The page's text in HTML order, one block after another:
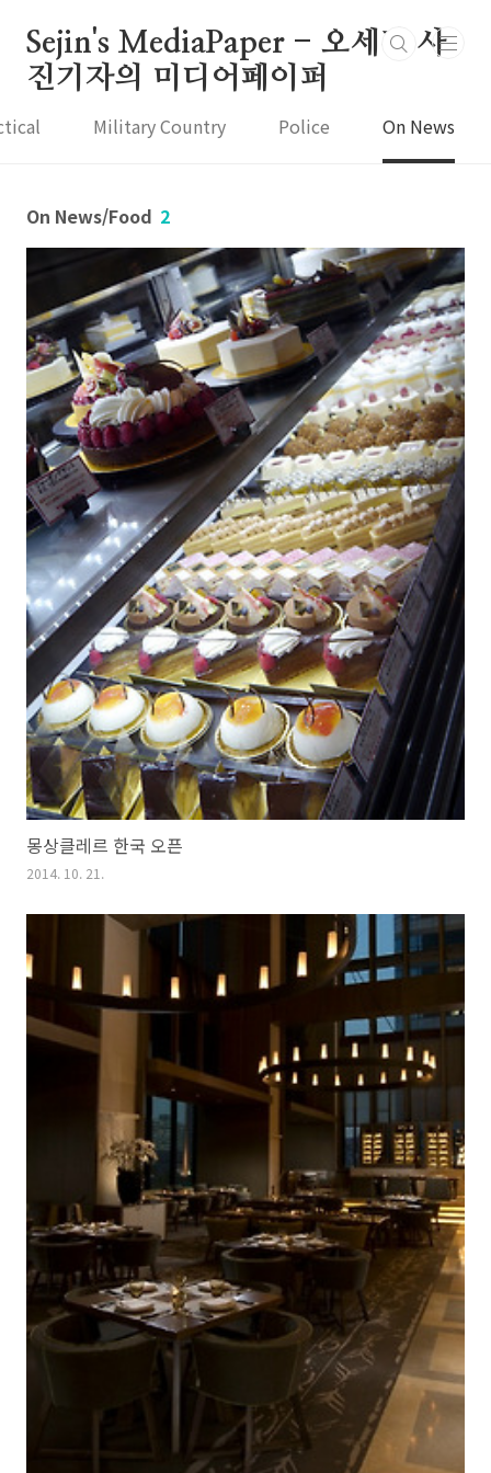
Sejin's MediaPaper - 오세진 사
진기자의 미디어페이퍼
Military Country Police On News
On News/Food 2
몽상클레르 한국 오픈
2014. 10. 21.